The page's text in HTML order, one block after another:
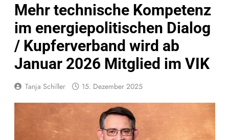
Mehr technische Kompetenz
im energiepolitischen Dialog
/ Kupferverband wird ab
Januar 2026 Mitglied im VIK
Tanja Schiller 15. Dezember 2025